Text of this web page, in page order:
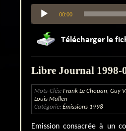
Lecteur
audio
00:00
Libre Journal 1998-
Mots-Clés: Frank Le Chouan, Guy
Louis Mallen
Catégorie: Émissions 1998
Emission consacrée à un